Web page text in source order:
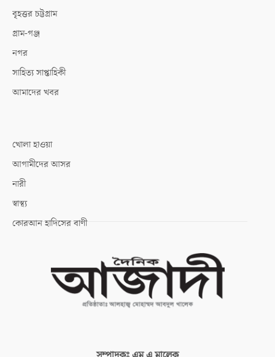
বৃহত্তর চট্টগ্রাম
গ্রাম-গঞ্জ
নগর
সাহিত্য সাপ্তাহিকী
আমাদের খবর
খোলা হাওয়া
আগামীদের আসর
নারী
স্বাস্থ্য
কোরআন হাদিসের বাণী